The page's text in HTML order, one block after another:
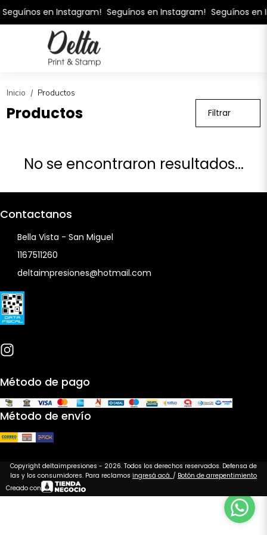
Seguínos en Instagram! Seguínos en Instagram! Seguínos en
Inicio / Productos
Productos Filtrar
No se encontraron resultados...
Contactanos
Bella Vista - San Miguel
1167511260
deltaimpresiones@hotmail.com
Método de pago
Método de envío
Copyright deltaimpresiones - 2026. Todos los derechos reservados. Defensa de
las y los consumidores. Para reclamos ingresá acá. / Botón de arrepentimiento
Creado con